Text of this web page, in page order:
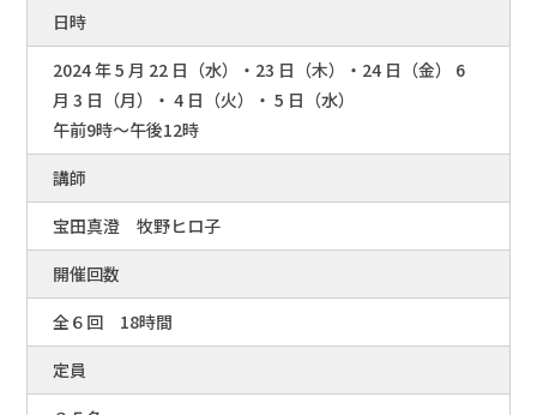
日時
2024 年 5 月 22 日（水）・23 日（木）・24 日（金） 6
月 3 日（月）・ 4 日（火）・ 5 日（水）
午前9時～午後12時
講師
宝田真澄 牧野ヒロ子
開催回数
全６回 18時間
定員